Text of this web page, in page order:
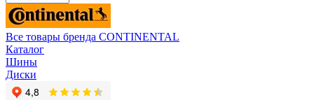
Все товары бренда CONTINENTAL
Каталог
Шины
Диски